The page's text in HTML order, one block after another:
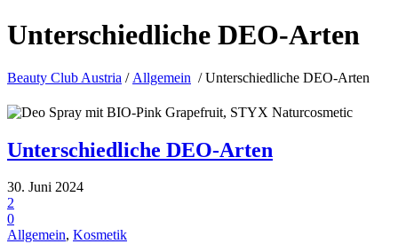
Unterschiedliche DEO-Arten
Beauty Club Austria / Allgemein /Unterschiedliche DEO-Arten
Unterschiedliche DEO-Arten
30. Juni 2024
2
0
Allgemein, Kosmetik